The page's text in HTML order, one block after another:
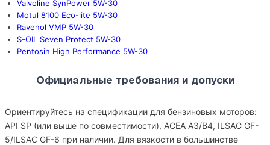
Valvoline SynPower 5W-30
Motul 8100 Eco-lite 5W-30
Ravenol VMP 5W-30
S-OIL Seven Protect 5W-30
Pentosin High Performance 5W-30
Официальные требования и допуски
Ориентируйтесь на спецификации для бензиновых моторов:
API SP (или выше по совместимости), ACEA A3/B4, ILSAC GF-
5/ILSAC GF-6 при наличии. Для вязкости в большинстве